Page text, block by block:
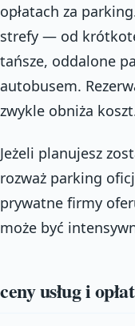
opłatach za
strefy — od
tańsze, oddalone
autobusem.
zwykle obniża
Jeżeli planujesz
rozważ parking
prywatne firmy
może być
ceny usług i opłat